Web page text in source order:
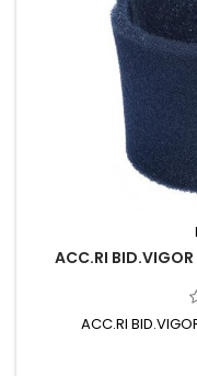
ACC.RI
ACC.RI